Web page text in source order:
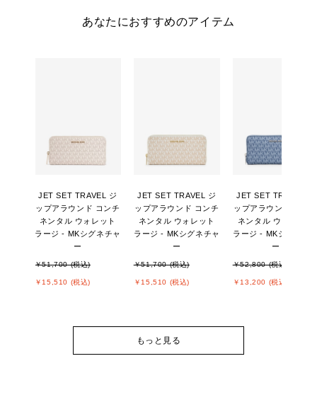
あなたにおすすめのアイテム
JET SET TRAVEL ジ
ップアラウンド コンチ
ネンタル ウォレット
ラージ - MKシグネチャ
ー
￥51,700 (税込)
￥15,510 (税込)
JET SET TRAVEL ジ
ップアラウンド コンチ
ネンタル ウォレット
ラージ - MKシグネチャ
ー
￥51,700 (税込)
￥15,510 (税込)
JET SET TRAVEL ジ
ップアラウンド コン
ネンタル ウォレット
ラージ - MKシグネチ
ー
￥52,800 (税込)
￥13,200 (税込)
もっと見る